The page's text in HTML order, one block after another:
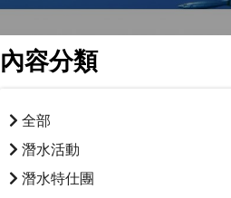
內容分類
全部
潛水活動
潛水特仕團